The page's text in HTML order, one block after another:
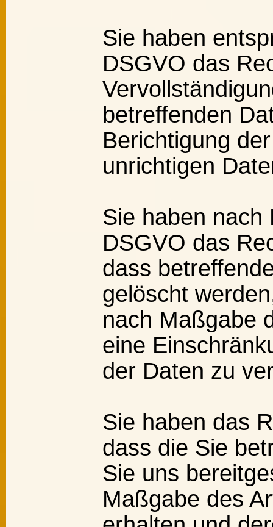
Sie haben
DSGVO das
betreffenden
Berichtigung
unrichtigen
Sie haben nach
DSGVO das
dass
gelöscht
nach Maßgabe
eine
der Daten zu
Sie haben das
dass die Sie
Sie uns
Maßgabe des